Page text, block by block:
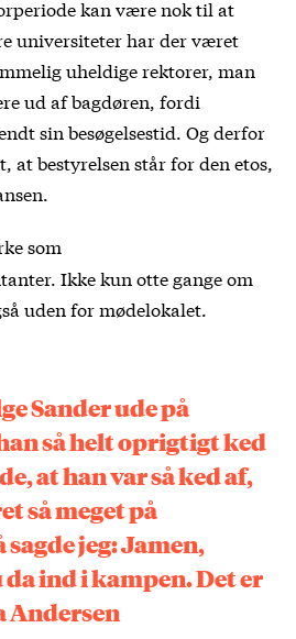
kan være nok til at
universiteter har der været
uheldige rektorer, man
ud af bagdøren, fordi
sin besøgelsestid. Og derfor
at bestyrelsen står for den etos,
som
Ikke kun otte gange om
uden for mødelokalet.
Sander ude på
så helt oprigtigt ked
at han var så ked af,
så meget på
jeg: Jamen,
da ind i kampen. Det er
Andersen